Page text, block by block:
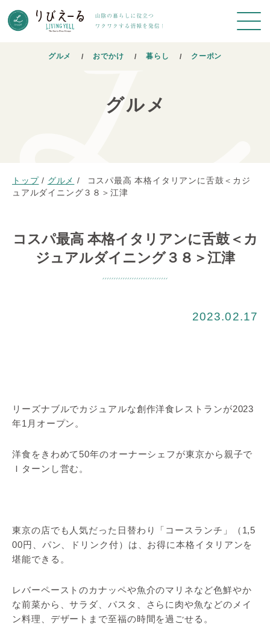
グルメ おでかけ 暮らし クーポン
グルメ
トップ / グルメ /
コスパ最高 本格イタリアンに舌鼓＜カジ
ュアルダイニング３８＞江津
コスパ最高 本格イタリアンに舌鼓＜カ
ジュアルダイニング３８＞江津
2023.02.17
リーズナブルでカジュアルな創作洋食レストランが2023
年1月オープン。
洋食をきわめて50年のオーナーシェフが東京から親子で
Ｉターンし営む。
東京の店でも人気だった日替わり「コースランチ」（1,5
00円、パン、ドリンク付）は、お得に本格イタリアンを
堪能できる。
レバーペーストのカナッペや魚介のマリネなど色鮮やか
な前菜から、サラダ、パスタ、さらに肉や魚などのメイ
ン料理、デザートまで至福の時間を過ごせる。